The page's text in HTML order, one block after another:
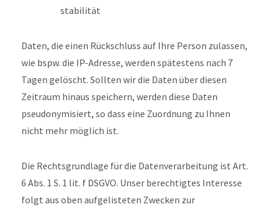
stabilität
Daten, die einen Rückschluss auf Ihre Person zulassen,
wie bspw. die IP-Adresse, werden spätestens nach 7
Tagen gelöscht. Sollten wir die Daten über diesen
Zeitraum hinaus speichern, werden diese Daten
pseudonymisiert, so dass eine Zuordnung zu Ihnen
nicht mehr möglich ist.
Die Rechtsgrundlage für die Datenverarbeitung ist Art.
6 Abs. 1 S. 1 lit. f DSGVO. Unser berechtigtes Interesse
folgt aus oben aufgelisteten Zwecken zur